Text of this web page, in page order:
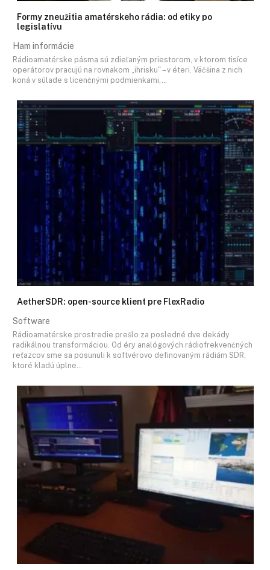
Formy zneužitia amatérskeho rádia: od etiky po
legislatívu
Ham informácie
Rádioamatérske pásma sú zdieľaným priestorom, v ktorom tisíce
operátorov pracujú na rovnakom „ihrisku" – v éteri. Väčšina z nich
koná v súlade s licenčnými podmienkami,…
AetherSDR: open-source klient pre FlexRadio
Software
Rádioamatérske prostredie prešlo za posledné dve dekády
radikálnou transformáciou. Od éry analógových rádiofrekvenčných
reťazcov sme sa posunuli k softvérovo definovaným rádiám SDR,
ktoré kladú úplne…